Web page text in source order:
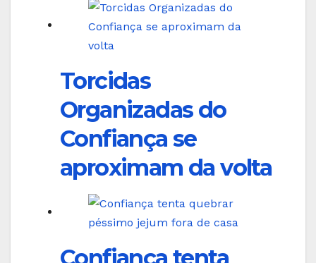
Torcidas
Organizadas do
Confiança se
aproximam da volta